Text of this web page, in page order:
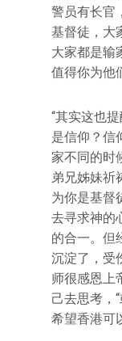
警员有长官
基督徒，大
大家都是输
值得你为他
“其实这也
是信仰？信
家不同的时
弟兄姊妹祈
为你是基督
去寻求神的
的合一。但
沉淀了，受
师很感恩上
己去思考，
希望香港可